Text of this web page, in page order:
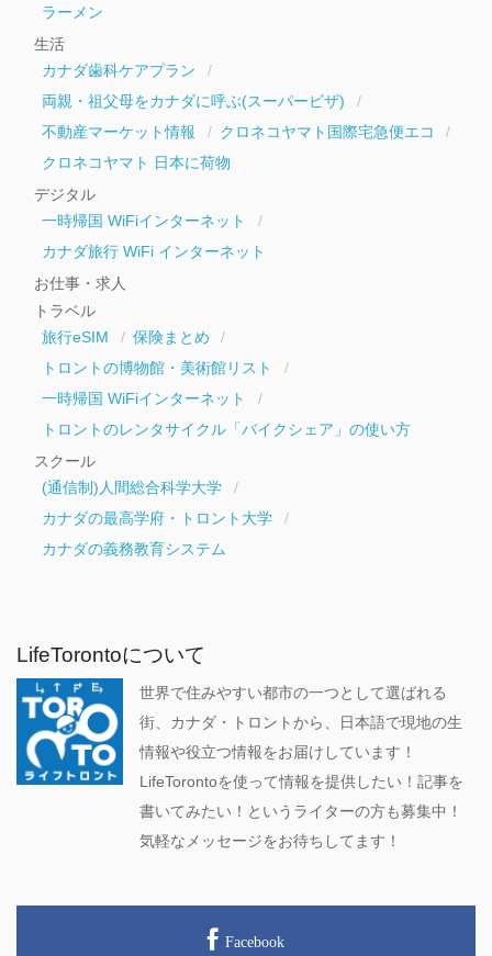
ラーメン
生活
カナダ歯科ケアプラン
両親・祖父母をカナダに呼ぶ(スーパービザ)
不動産マーケット情報
クロネコヤマト国際宅急便エコ
クロネコヤマト 日本に荷物
デジタル
一時帰国 WiFiインターネット
カナダ旅行 WiFi インターネット
お仕事・求人
トラベル
旅行eSIM
保険まとめ
トロントの博物館・美術館リスト
一時帰国 WiFiインターネット
トロントのレンタサイクル「バイクシェア」の使い方
スクール
(通信制)人間総合科学大学
カナダの最高学府・トロント大学
カナダの義務教育システム
LifeTorontoについて
世界で住みやすい都市の一つとして選ばれる
街、カナダ・トロントから、日本語で現地の生
情報や役立つ情報をお届けしています！
LifeTorontoを使って情報を提供したい！記事を
書いてみたい！というライターの方も募集中！
気軽なメッセージをお待ちしてます！
Facebook